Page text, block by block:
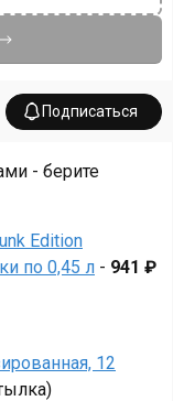
Подписаться
- берите
Edition
по 0,45 л - 941 ₽
12